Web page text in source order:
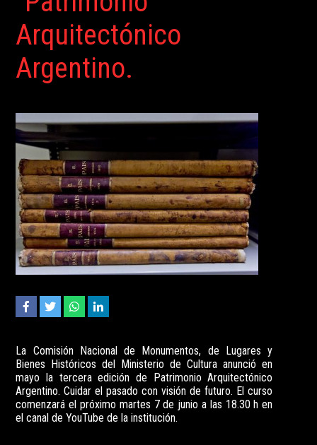
Arquitectónico
Argentino.
La Comisión Nacional de Monumentos, de Lugares y
Bienes Históricos del Ministerio de Cultura anunció en
mayo la tercera edición de Patrimonio Arquitectónico
Argentino. Cuidar el pasado con visión de futuro. El curso
comenzará el próximo martes 7 de junio a las 18.30 h en
el canal de YouTube de la institución.